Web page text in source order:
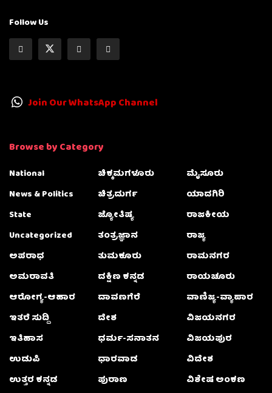
Follow Us
Join Our WhatsApp Channel
Browse by Category
National
News & Politics
State
Uncategorized
ಅಪರಾಧ
ಅಮರಾವತಿ
ಆರೋಗ್ಯ-ಆಹಾರ
ಇತರೆ ಸುದ್ದಿ
ಇತಿಹಾಸ
ಉಡುಪಿ
ಉತ್ತರ ಕನ್ನಡ
ಚಿಕ್ಕಮಗಳೂರು
ಚಿತ್ರದುರ್ಗ
ಜ್ಯೋತಿಷ್ಯ
ತಂತ್ರಜ್ಞಾನ
ತುಮಕೂರು
ದಕ್ಷಿಣ ಕನ್ನಡ
ದಾವಣಗೆರೆ
ದೇಶ
ಧರ್ಮ-ಸನಾತನ
ಧಾರವಾಡ
ಪುರಾಣ
ಮೈಸೂರು
ಯಾದಗಿರಿ
ರಾಜಕೀಯ
ರಾಜ್ಯ
ರಾಮನಗರ
ರಾಯಚೂರು
ವಾಣಿಜ್ಯ-ವ್ಯಾಪಾರ
ವಿಜಯನಗರ
ವಿಜಯಪುರ
ವಿದೇಶ
ವಿಶೇಷ ಅಂಕಣ